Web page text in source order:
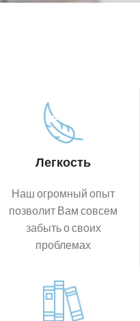
Легкость
Наш огромный опыт
позволит Вам совсем
забыть о своих
проблемах